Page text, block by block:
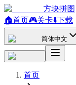
方块拼图
🏠首页🎮关卡⬇️下载
简体中文
首页